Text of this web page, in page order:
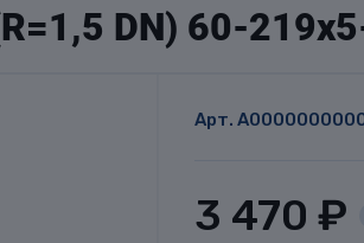
DN) 60-
Арт.
3 470 ₽